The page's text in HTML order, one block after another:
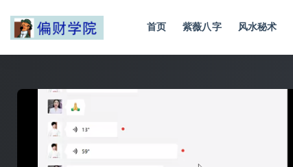
首页 紫薇八字 风水秘术